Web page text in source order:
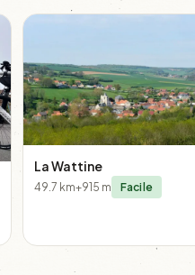
La Wattine
49.7 km+915 m Facile